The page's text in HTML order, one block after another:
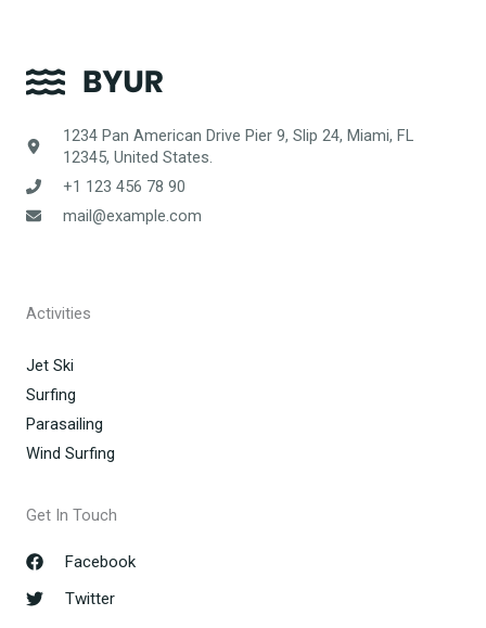
1234 Pan American Drive Pier 9, Slip 24, Miami, FL
12345, United States.
+1 123 456 78 90
mail@example.com
Activities
Jet Ski
Surfing
Parasailing
Wind Surfing
Get In Touch
Facebook
Twitter